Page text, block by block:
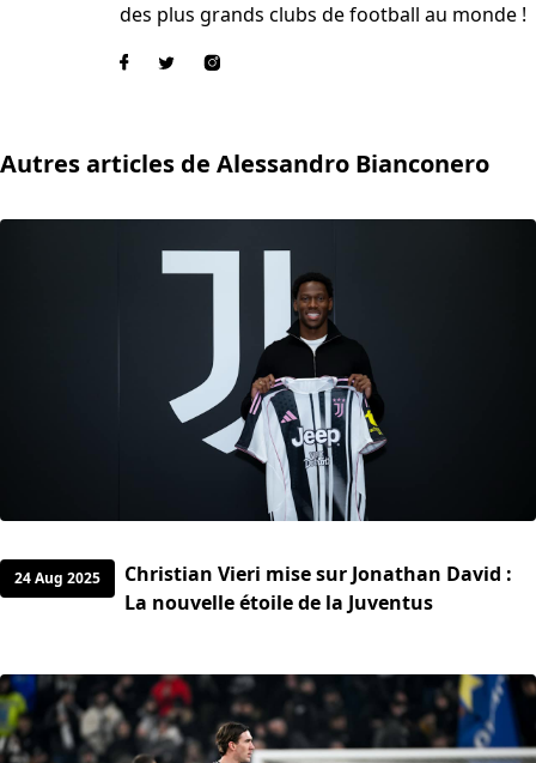
des plus grands clubs de football au monde !
Autres articles de Alessandro Bianconero
24 Aug 2025
Christian Vieri mise sur Jonathan David :
La nouvelle étoile de la Juventus